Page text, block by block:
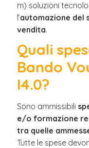
m) soluzioni
l’automazione del
vendita.
Quali
Bando
I4.0?
Sono ammissibili
e/o formazione
tra quelle
Tutte le spese